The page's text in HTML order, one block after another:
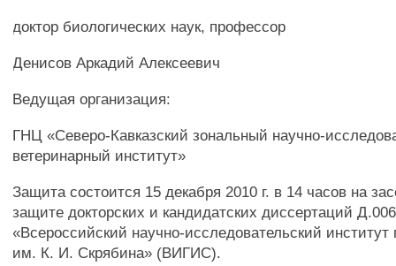
доктор биологических наук, профессор
Денисов Аркадий Алексеевич
Ведущая организация:
ГНЦ «Северо-Кавказский зональный научно-
ветеринарный институт»
Защита состоится 15 декабря 2010 г. в 14 часов на
защите докторских и кандидатских диссертаций
«Всероссийский научно-исследовательский институт
им. К. И. Скрябина» (ВИГИС).